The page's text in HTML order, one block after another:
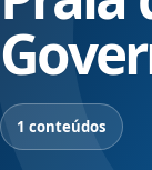
1 conteúdos